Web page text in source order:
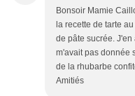
Bonsoir Mamie
la recette de tarte
de pâte sucrée.
m'avait pas donnée
de la rhubarbe
Amitiés